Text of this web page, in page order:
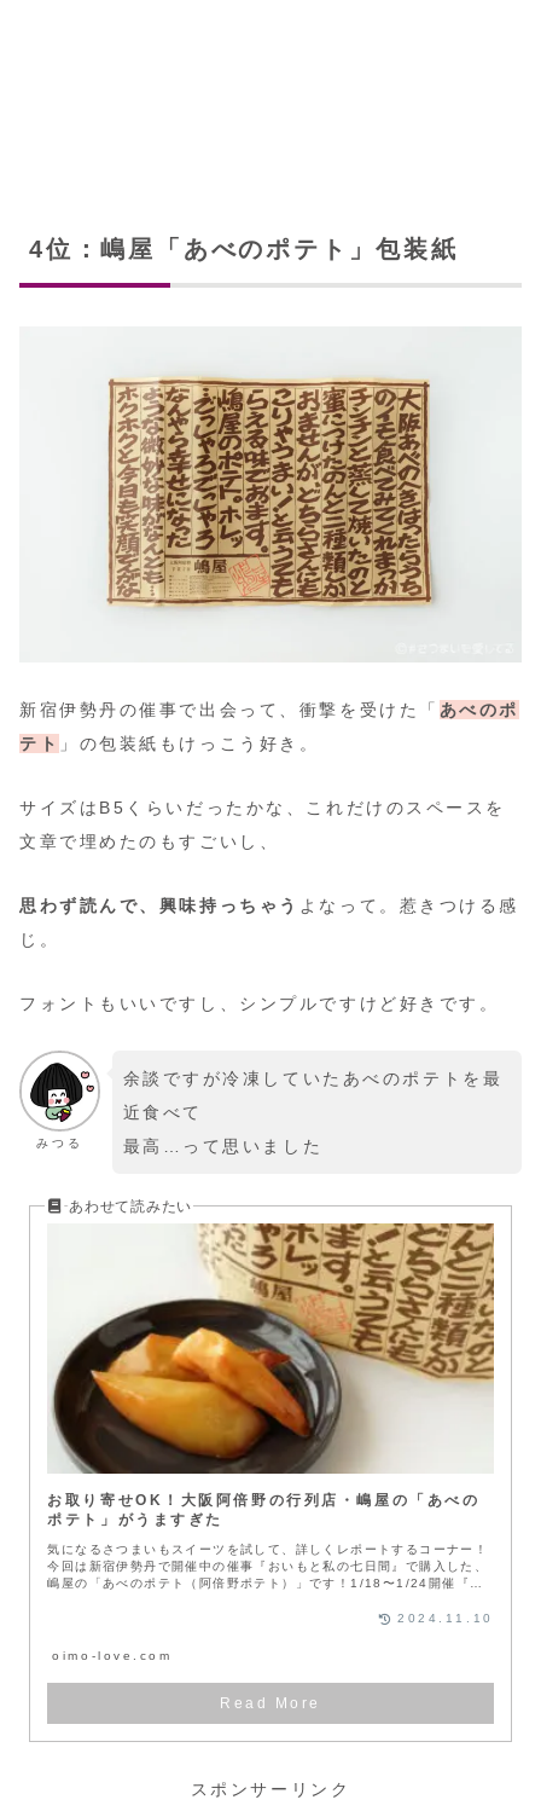
4位：嶋屋「あべのポテト」包装紙
新宿伊勢丹の催事で出会って、衝撃を受けた「 あべのポ
テト
」の包装紙もけっこう好き。
サイズはB5くらいだったかな、これだけのスペースを
文章で埋めたのもすごいし、
思わず読んで、興味持っちゃう よなって。惹きつける感
じ。
フォントもいいですし、シンプルですけど好きです。
みつる
余談ですが冷凍していたあべのポテトを最
近食べて
最高…って思いました
お取り寄せOK！大阪阿倍野の行列店・嶋屋の「あべの
ポテト」がうますぎた
気になるさつまいもスイーツを試して、詳しくレポートするコーナー！
今回は新宿伊勢丹で開催中の催事『おいもと私の七日間』で購入した、
嶋屋の「あべのポテト（阿倍野ポテト）」です！1/18〜1/24開催『お
oimo-love.com
2024.11.10
スポンサーリンク